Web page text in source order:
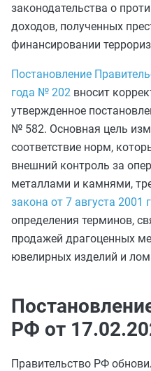
законодательства о
доходов, полученных
финансировании
Постановление
года № 202 вносит
утвержденное
№ 582. Основная цель
соответствие норм,
внешний контроль за
металлами и камнями,
закона от 7 августа
определения терминов,
продажей драгоценных
ювелирных изделий и
РФ от
Правительство РФ